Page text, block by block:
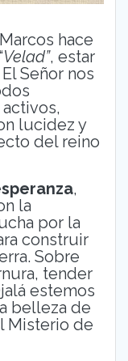
hace
Velad”, estar
Señor nos
lucidez y
del reino
,
la
por la
construir
Sobre
tender
estemos
belleza de
Misterio de